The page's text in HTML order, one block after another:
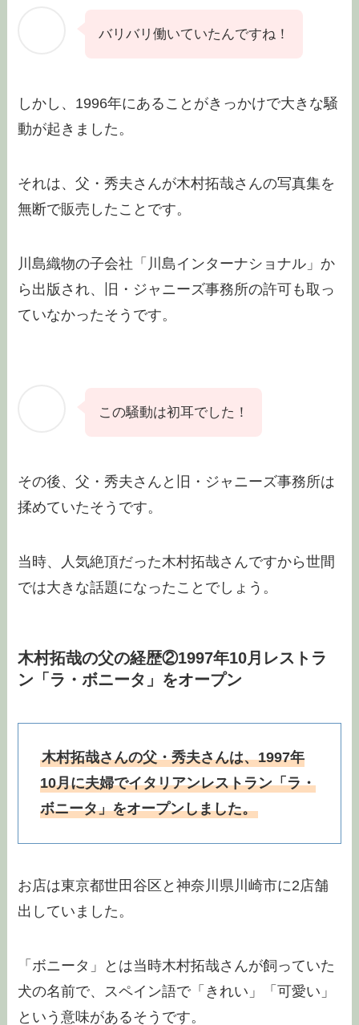
バリバリ働いていたんですね！
しかし、1996年にあることがきっかけで大きな騒
動が起きました。
それは、父・秀夫さんが木村拓哉さんの写真集を
無断で販売したことです。
川島織物の子会社「川島インターナショナル」か
ら出版され、旧・ジャニーズ事務所の許可も取っ
ていなかったそうです。
この騒動は初耳でした！
その後、父・秀夫さんと旧・ジャニーズ事務所は
揉めていたそうです。
当時、人気絶頂だった木村拓哉さんですから世間
では大きな話題になったことでしょう。
木村拓哉の父の経歴②1997年10月レストラ
ン「ラ・ボニータ」をオープン
木村拓哉さんの父・秀夫さんは、1997年
10月に夫婦でイタリアンレストラン「ラ・
ボニータ」をオープンしました。
お店は東京都世田谷区と神奈川県川崎市に2店舗
出していました。
「ボニータ」とは当時木村拓哉さんが飼っていた
犬の名前で、スペイン語で「きれい」「可愛い」
という意味があるそうです。